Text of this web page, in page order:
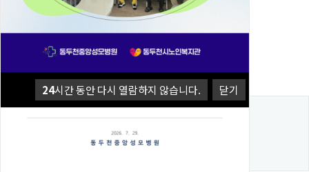
24시간 동안 다시 열람하지 않습니다. 닫기
등록된 댓글이 없습니다.